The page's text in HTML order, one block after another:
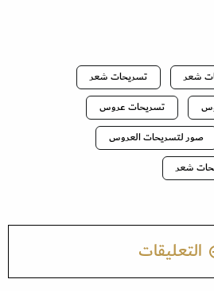
شعر
تسريحات شعر
تسريحات عروس
صور لتسريحات العروس
شعر
التعليقات